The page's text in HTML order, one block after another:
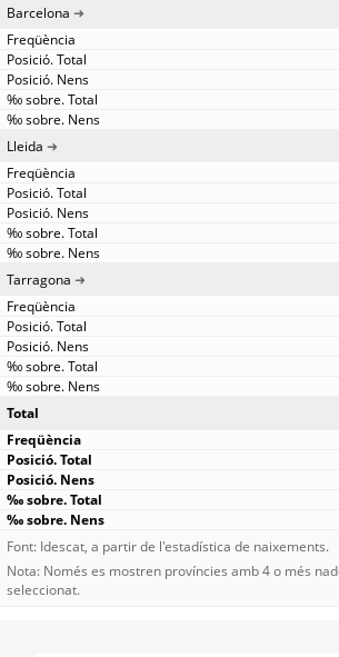
Barcelona
Lleida
Tarragona
Total
Font: Idescat, a partir de l'estadística de naixements.
Nota: Només es mostren províncies amb 4 o més
seleccionat.